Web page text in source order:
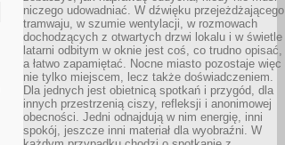
niczego udowadniać. W dźwięku przejeżdżającego
tramwaju, w szumie wentylacji, w rozmowach
dochodzących z otwartych drzwi lokalu i w świetle
latarni odbitym w oknie jest coś, co trudno opisać,
a łatwo zapamiętać. Nocne miasto pozostaje więc
nie tylko miejscem, lecz także doświadczeniem.
Dla jednych jest obietnicą spotkań i przygód, dla
innych przestrzenią ciszy, refleksji i anonimowej
obecności. Jedni odnajdują w nim energię, inni
spokój, jeszcze inni materiał dla wyobraźni. W